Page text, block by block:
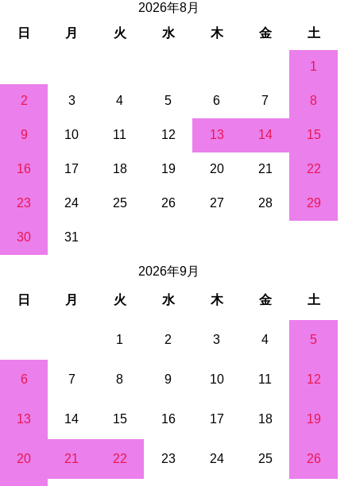
2026年8月
日
月 火 水 木 金 土
1
2 3 4 5 6 7 8
9 10 11 12 13 14 15
16 17 18 19 20 21 22
23 24 25 26 27 28 29
30 31
2026年9月
日 月 火 水 木 金 土
1 2 3 4 5
6 7 8 9 10 11 12
13 14 15 16 17 18 19
20 21 22 23 24 25 26